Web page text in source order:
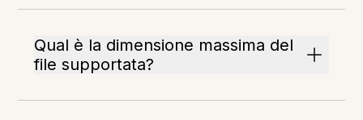
Qual è la dimensione massima del
file supportata?